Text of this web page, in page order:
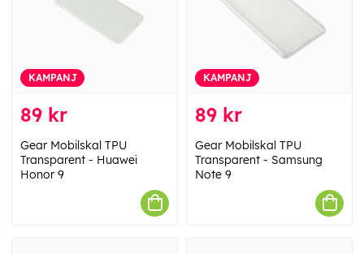
KAMPANJ
89 kr
Gear Mobilskal TPU
Transparent - Huawei
Honor 9
KAMPANJ
89 kr
Gear Mobilskal TPU
Transparent - Samsung
Note 9